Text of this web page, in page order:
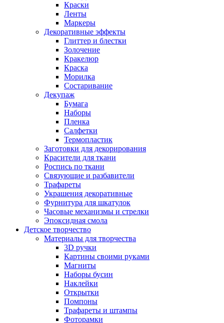
Краски
Ленты
Маркеры
Декоративные эффекты
Глиттер и блестки
Золочение
Кракелюр
Краска
Морилка
Состаривание
Декупаж
Бумага
Наборы
Пленка
Салфетки
Термопластик
Заготовки для декорирования
Красители для ткани
Роспись по ткани
Связующие и разбавители
Трафареты
Украшения декоративные
Фурнитура для шкатулок
Часовые механизмы и стрелки
Эпоксидная смола
Детское творчество
Материалы для творчества
3D ручки
Картины своими руками
Магниты
Наборы бусин
Наклейки
Открытки
Помпоны
Трафареты и штампы
Фоторамки